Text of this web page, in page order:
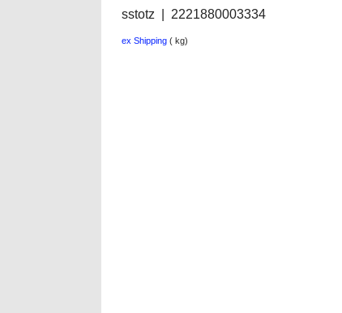
sstotz 2221880003334
ex Shipping kg